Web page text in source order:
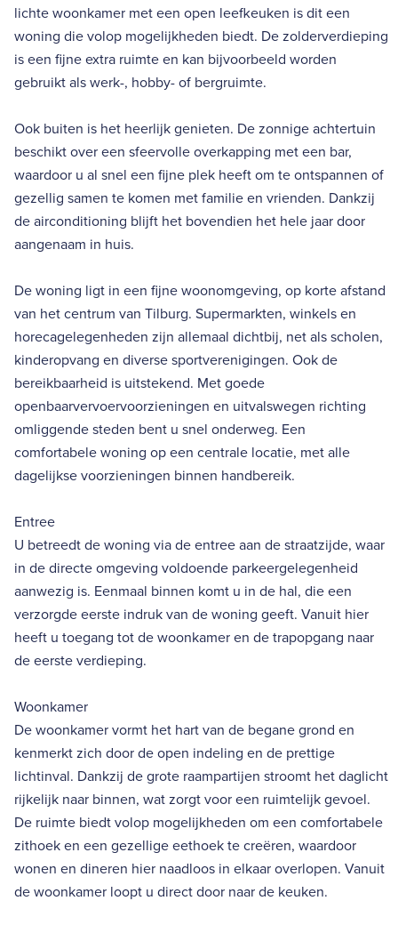
lichte woonkamer met een open leefkeuken is dit een
woning die volop mogelijkheden biedt. De zolderverdieping
is een fijne extra ruimte en kan bijvoorbeeld worden
gebruikt als werk-, hobby- of bergruimte.
Ook buiten is het heerlijk genieten. De zonnige achtertuin
beschikt over een sfeervolle overkapping met een bar,
waardoor u al snel een fijne plek heeft om te ontspannen of
gezellig samen te komen met familie en vrienden. Dankzij
de airconditioning blijft het bovendien het hele jaar door
aangenaam in huis.
De woning ligt in een fijne woonomgeving, op korte afstand
van het centrum van Tilburg. Supermarkten, winkels en
horecagelegenheden zijn allemaal dichtbij, net als scholen,
kinderopvang en diverse sportverenigingen. Ook de
bereikbaarheid is uitstekend. Met goede
openbaarvervoervoorzieningen en uitvalswegen richting
omliggende steden bent u snel onderweg. Een
comfortabele woning op een centrale locatie, met alle
dagelijkse voorzieningen binnen handbereik.
Entree
U betreedt de woning via de entree aan de straatzijde, waar
in de directe omgeving voldoende parkeergelegenheid
aanwezig is. Eenmaal binnen komt u in de hal, die een
verzorgde eerste indruk van de woning geeft. Vanuit hier
heeft u toegang tot de woonkamer en de trapopgang naar
de eerste verdieping.
Woonkamer
De woonkamer vormt het hart van de begane grond en
kenmerkt zich door de open indeling en de prettige
lichtinval. Dankzij de grote raampartijen stroomt het daglicht
rijkelijk naar binnen, wat zorgt voor een ruimtelijk gevoel.
De ruimte biedt volop mogelijkheden om een comfortabele
zithoek en een gezellige eethoek te creëren, waardoor
wonen en dineren hier naadloos in elkaar overlopen. Vanuit
de woonkamer loopt u direct door naar de keuken.